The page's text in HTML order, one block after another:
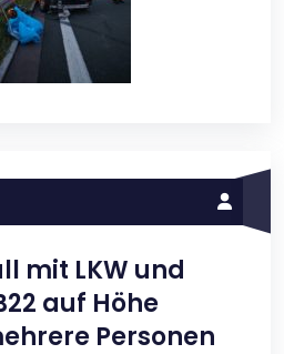
mit LKW und
auf Höhe
Personen